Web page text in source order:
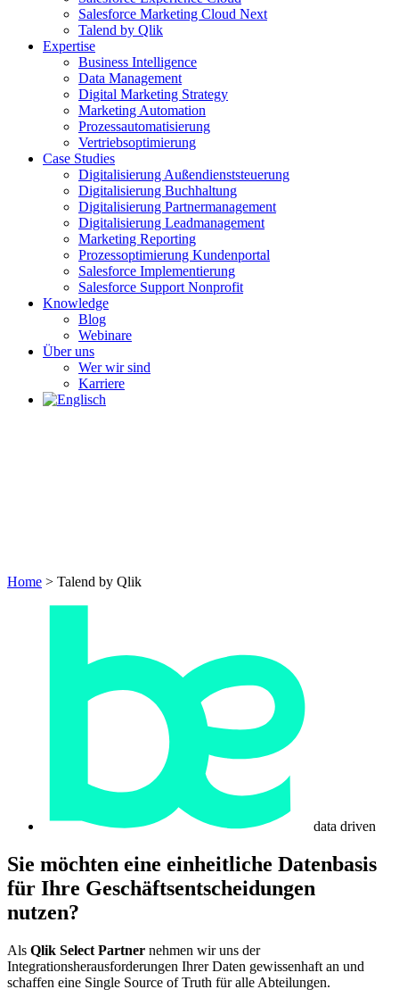
Salesforce Marketing Cloud Next
Talend by Qlik
Expertise
Business Intelligence
Data Management
Digital Marketing Strategy
Marketing Automation
Prozessautomatisierung
Vertriebsoptimierung
Case Studies
Digitalisierung Außendienststeuerung
Digitalisierung Buchhaltung
Digitalisierung Partnermanagement
Digitalisierung Leadmanagement
Marketing Reporting
Prozessoptimierung Kundenportal
Salesforce Implementierung
Salesforce Support Nonprofit
Knowledge
Blog
Webinare
Über uns
Wer wir sind
Karriere
Home > Talend by Qlik
data driven
Sie möchten eine einheitliche Datenbasis
für Ihre Geschäftsentscheidungen
nutzen?
Als Qlik Select Partner nehmen wir uns der
Integrationsherausforderungen Ihrer Daten gewissenhaft an und
schaffen eine Single Source of Truth für alle Abteilungen.